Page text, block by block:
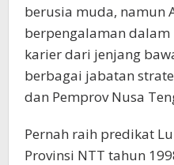
berusia muda, namun
berpengalaman
karier dari jenjang
berbagai jabatan
dan Pemprov Nusa
Pernah raih predikat
Provinsi NTT tahun